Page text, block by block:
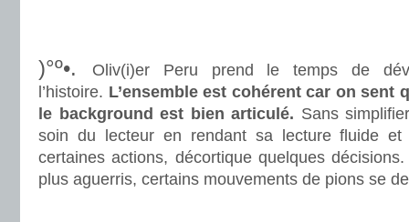
)°º•.
Oliv(i)er Peru prend le temps de
l’histoire. L’ensemble est cohérent car on sent
le background est bien articulé. Sans
soin du lecteur en rendant sa lecture fluide
certaines actions, décortique quelques
plus aguerris, certains mouvements de pions se